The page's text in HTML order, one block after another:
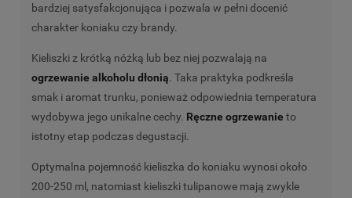
bardziej satysfakcjonująca i pozwala w pełni docenić
charakter koniaku czy brandy.
Kieliszki z krótką nóżką lub bez niej pozwalają na
ogrzewanie alkoholu dłonią. Taka praktyka podkreśla
smak i aromat trunku, ponieważ odpowiednia temperatura
wydobywa jego unikalne cechy. Ręczne ogrzewanie to
istotny etap podczas degustacji.
Optymalna pojemność kieliszka do koniaku wynosi około
200-250 ml, natomiast kieliszki tulipanowe mają zwykle